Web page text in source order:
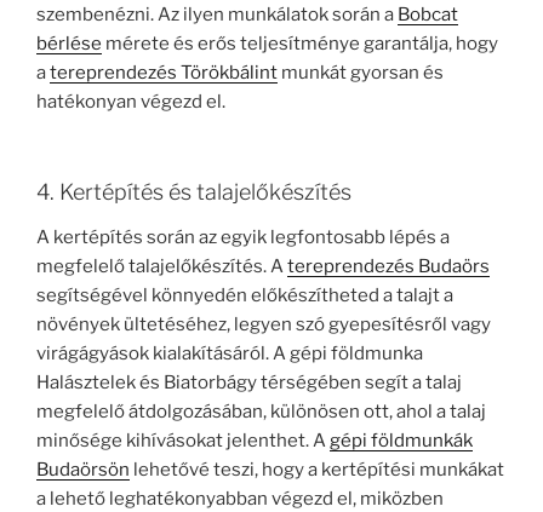
szembenézni. Az ilyen munkálatok során a Bobcat
bérlése mérete és erős teljesítménye garantálja, hogy
atereprendezés Törökbálint munkát gyorsan és
hatékonyan végezd el.
4. Kertépítés és talajelőkészítés
A kertépítés során az egyik legfontosabb lépés a
megfelelő talajelőkészítés. Atereprendezés Budaörs
segítségével könnyedén előkészítheted a talajt a
növények ültetéséhez, legyen szó gyepesítésről vagy
virágágyások kialakításáról. A gépi földmunka
Halásztelek és Biatorbágy térségében segít a talaj
megfelelő átdolgozásában, különösen ott, ahol a talaj
minősége kihívásokat jelenthet. Agépi földmunkák
Budaörsön lehetővé teszi, hogy a kertépítési munkákat
a lehető leghatékonyabban végezd el, miközben